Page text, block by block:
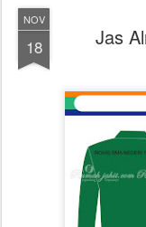
NOV
18 Jas